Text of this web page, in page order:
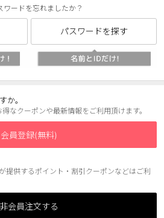
ピンク
乱視用
ワードを忘れましたか？
パスワードを探す
か。
なクーポンや最新情報をご利用頂けます。
会員登録(無料)
提供するポイント・割引クーポンなどはご利
非会員注文する